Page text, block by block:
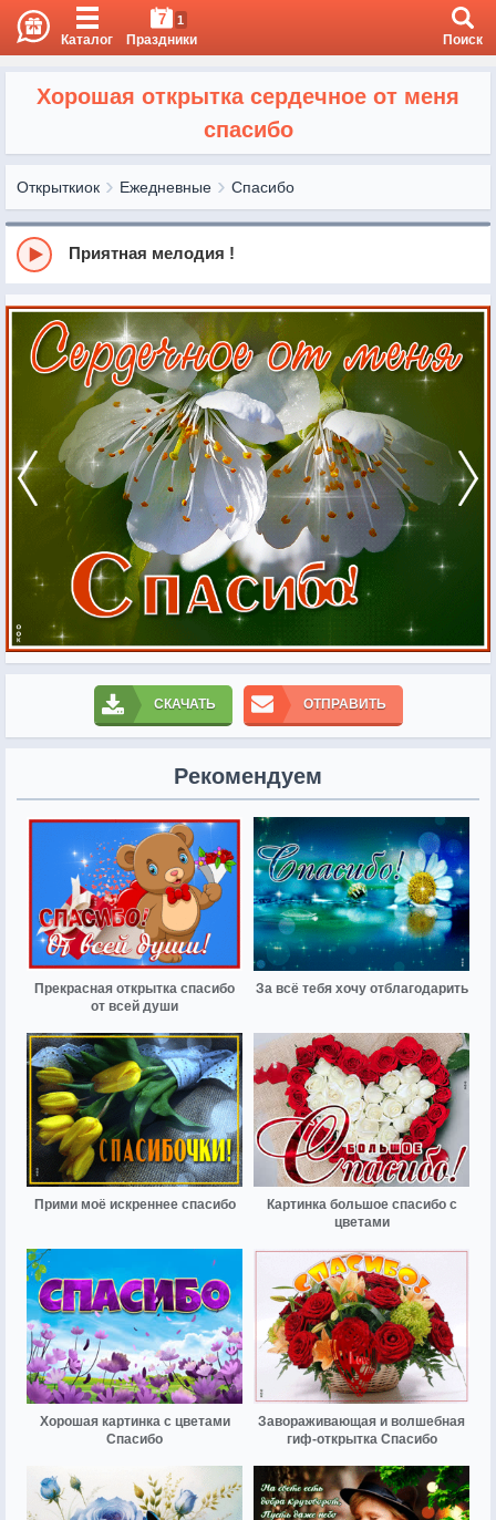
Каталог
7 1
Праздники Поиск
Хорошая открытка сердечное от меня
спасибо
Открыткиок Ежедневные Спасибо
Приятная мелодия !
СКАЧАТЬ ОТПРАВИТЬ
Рекомендуем
Прекрасная открытка спасибо
от всей души
За всё тебя хочу отблагодарить
Прими моё искреннее спасибо
Картинка большое спасибо с
цветами
Хорошая картинка с цветами
Спасибо
Завораживающая и волшебная
гиф-открытка Спасибо